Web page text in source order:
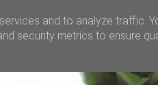
and to analyze traffic.
security metrics to ensure